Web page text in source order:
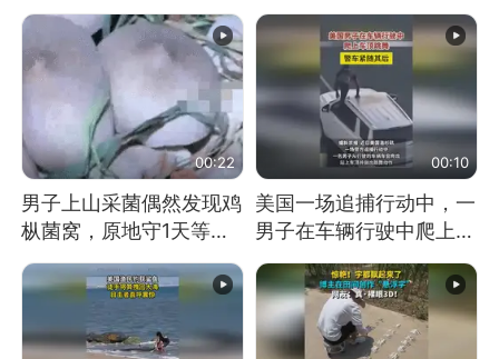
00:22
男子上山采菌偶然发现鸡
枞菌窝，原地守1天等它
长大：挖了140多朵
00:10
美国一场追捕行动中，一
男子在车辆行驶中爬上车
顶跳舞。（新京报）